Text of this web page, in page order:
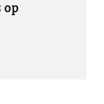
op